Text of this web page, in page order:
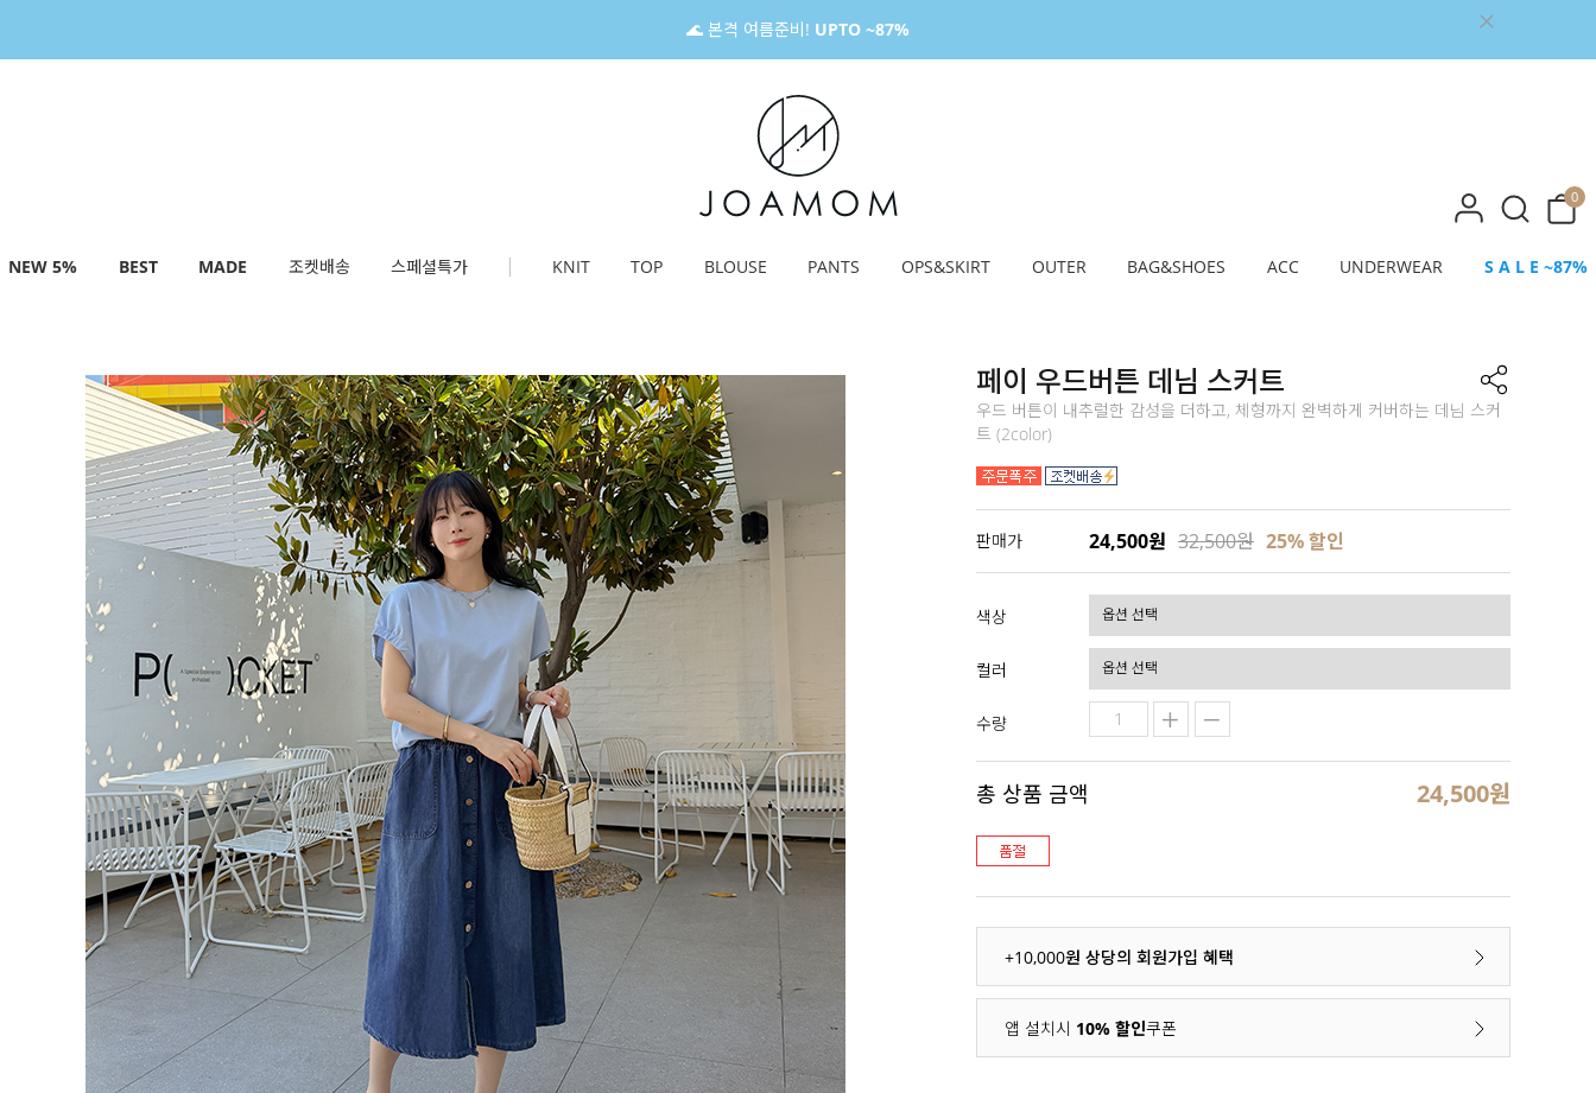
🌊 본격 여름준비! UPTO ~87%
0
NEW 5% BEST MADE 조켓배송 스페셜특가 KNIT TOP BLOUSE PANTS OPS&SKIRT OUTER BAG&SHOES ACC UNDERWEAR S A L E ~87%
페이 우드버튼 데님 스커트
우드 버튼이 내추럴한 감성을 더하고, 체형까지 완벽하게 커버하는 데님 스커
트 (2color)
판매가 24,500원 32,500원 25% 할인
색상
컬러
수량
총 상품 금액 24,500원
+10,000원 상당의 회원가입 혜택
앱 설치시 10% 할인쿠폰